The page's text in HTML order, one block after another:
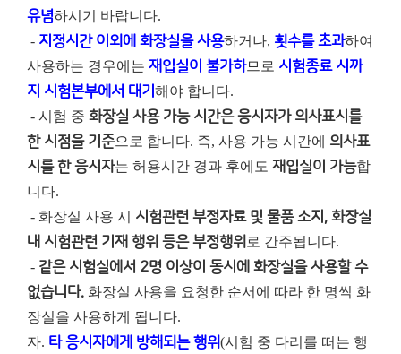
유념하시기 바랍니다.
- 지정시간 이외에 화장실을 사용하거나, 횟수를 초과하여
사용하는 경우에는 재입실이 불가하므로 시험종료 시까
지 시험본부에서 대기 해야 합니다.
- 시험 중 화장실 사용 가능 시간은 응시자가 의사표시를
한 시점을 기준으로 합니다. 즉, 사용 가능 시간에 의사표
시를 한 응시자는 허용시간 경과 후에도 재입실이 가능합
니다.
- 화장실 사용 시 시험관련 부정자료 및 물품 소지, 화장실
내 시험관련 기재 행위 등은 부정행위 로 간주됩니다.
- 같은 시험실에서 2명 이상이 동시에 화장실을 사용할 수
없습니다. 화장실 사용을 요청한 순서에 따라 한 명씩 화
장실을 사용하게 됩니다.
자. 타 응시자에게 방해되는 행위(시험 중 다리를 떠는 행